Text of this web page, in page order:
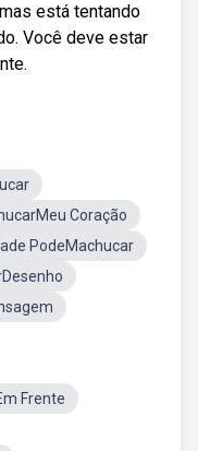
está tentando
Você deve estar
Coração
PodeMachucar
Frente